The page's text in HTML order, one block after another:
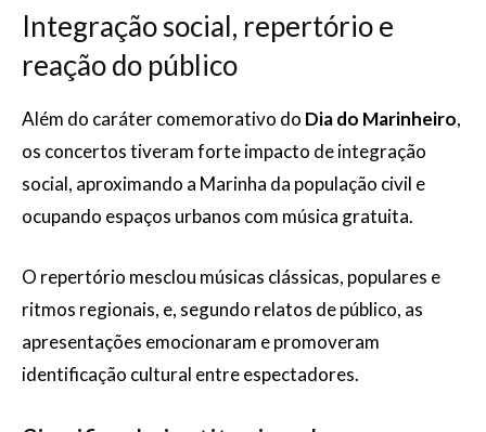
Integração social, repertório e
reação do público
Além do caráter comemorativo do Dia do Marinheiro,
os concertos tiveram forte impacto de integração
social, aproximando a Marinha da população civil e
ocupando espaços urbanos com música gratuita.
O repertório mesclou músicas clássicas, populares e
ritmos regionais, e, segundo relatos de público, as
apresentações emocionaram e promoveram
identificação cultural entre espectadores.